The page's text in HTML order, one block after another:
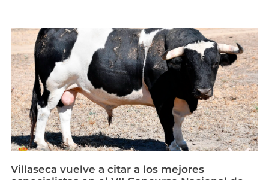
Villaseca vuelve a citar a los mejores